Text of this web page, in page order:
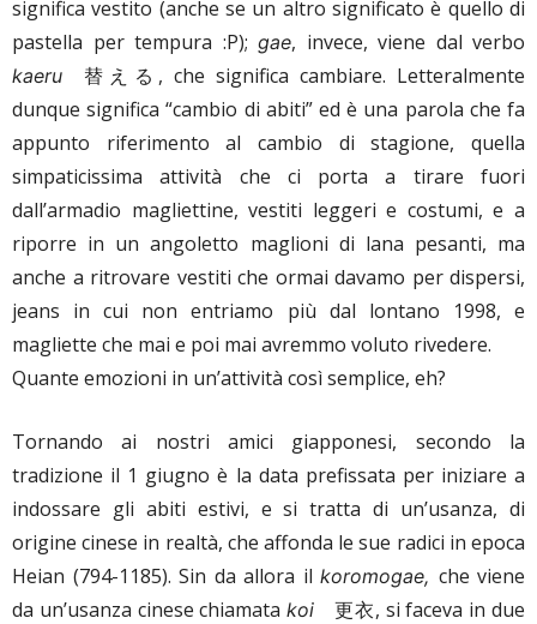
significa vestito (anche se un altro significato è quello di
pastella per tempura :P); gae, invece, viene dal verbo
kaeru 替える, che significa cambiare. Letteralmente
dunque significa “cambio di abiti” ed è una parola che fa
appunto riferimento al cambio di stagione, quella
simpaticissima attività che ci porta a tirare fuori
dall’armadio magliettine, vestiti leggeri e costumi, e a
riporre in un angoletto maglioni di lana pesanti, ma
anche a ritrovare vestiti che ormai davamo per dispersi,
jeans in cui non entriamo più dal lontano 1998, e
magliette che mai e poi mai avremmo voluto rivedere.
Quante emozioni in un’attività così semplice, eh?
Tornando ai nostri amici giapponesi, secondo la
tradizione il 1 giugno è la data prefissata per iniziare a
indossare gli abiti estivi, e si tratta di un’usanza, di
origine cinese in realtà, che affonda le sue radici in epoca
Heian (794-1185). Sin da allora il koromogae, che viene
da un’usanza cinese chiamatakoi更衣, si faceva in due